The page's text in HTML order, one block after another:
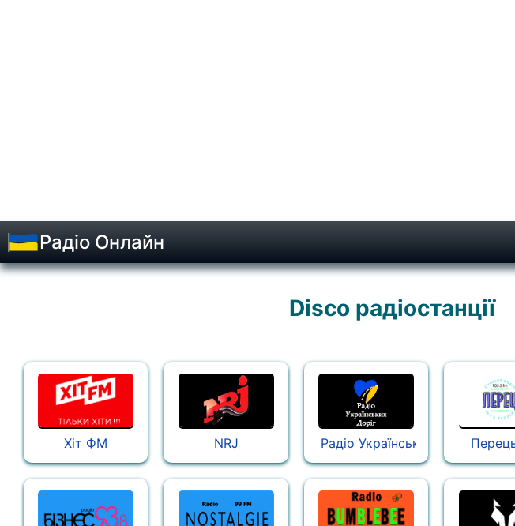
Радіо Онлайн
Disco радіостанції
Хіт ФМ NRJ Радіо Українських Доріг